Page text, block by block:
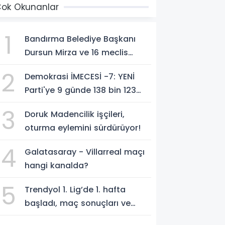
Okunanlar
1
Bandırma Belediye Başkanı
Dursun Mirza ve 16 meclis
geçti!
2
Demokrasi İMECESİ -7: YENİ
Parti'ye 9 günde 138 bin 123
594 TL. bağış
3
Doruk Madencilik işçileri,
oturma eylemini sürdürüyor!
4
Galatasaray - Villarreal maçı
hangi kanalda?
5
Trendyol 1. Lig’de 1. hafta
başladı, maç sonuçları ve